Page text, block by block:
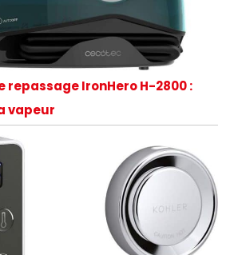
repassage IronHero H-2800 :
vapeur